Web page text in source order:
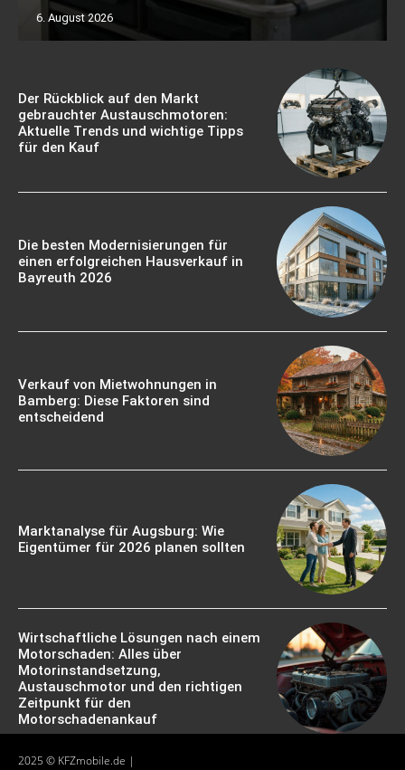
6. August 2026
Der Rückblick auf den Markt
gebrauchter Austauschmotoren:
Aktuelle Trends und wichtige Tipps
für den Kauf
Die besten Modernisierungen für
einen erfolgreichen Hausverkauf in
Bayreuth 2026
Verkauf von Mietwohnungen in
Bamberg: Diese Faktoren sind
entscheidend
Marktanalyse für Augsburg: Wie
Eigentümer für 2026 planen sollten
Wirtschaftliche Lösungen nach einem
Motorschaden: Alles über
Motorinstandsetzung,
Austauschmotor und den richtigen
Zeitpunkt für den
Motorschadenankauf
2025 © KFZmobile.de |